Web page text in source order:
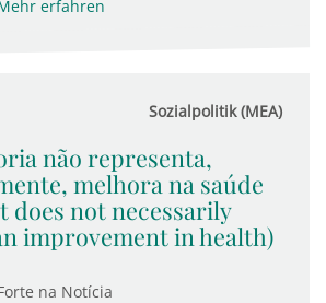
erfahren
Sozialpolitik (MEA)
não representa,
melhora na saúde
does not necessarily
improvement in health)
na Notícia